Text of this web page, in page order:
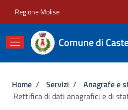
Regione Molise
Comune di
Briciole di pane
Home / Servizi / Anagrafe e
Rettifica di dati anagrafici e di